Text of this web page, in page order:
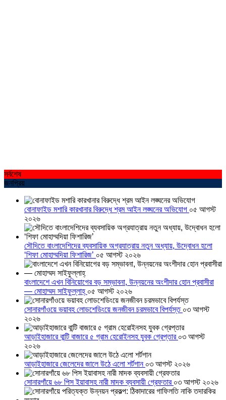
সর্বশেষ
জনপ্রিয়
বোনাফাইড মশারি কারখানার বিরুদ্ধে শ্রম আইন লঙ্ঘনের অভিযোগ ০৫ আগস্ট
২০২৬
সৌদিতে বাংলাদেশিদের ব্যবসায়িক অগ্রযাত্রায় নতুন অধ্যায়, উদ্বোধন হলো
‘শিফা মোহাম্মদিয়া ফিশারিজ’ ০৫ আগস্ট ২০২৬
বাংলাদেশে এখন বিনিয়োগের বড় সম্ভাবনা, উন্নয়নের অংশীদার হোন প্রবাসীরা
— মোহাম্মদ সাইফুল্লাহ্ ০৫ আগস্ট ২০২৬
সোনারগাঁওয়ে ভয়াবহ লোডশেডিংয়ে জনজীবন চরমভাবে বিপর্যস্ত ০৩ আগস্ট
২০২৬
আড়াইহাজারে বান্টি বাজারে ৫ গ্রাম হেরোইনসহ যুবক গ্রেপ্তার ০৩ আগস্ট
২০২৬
আড়াইহাজারে জেলেদের জালে উঠে এলো শর্টগান ০৩ আগস্ট ২০২৬
সোনারগাঁয়ে ৬৮ পিস ইয়াবাসহ নারী মাদক ব্যবসায়ী গ্রেফতার ০৩ আগস্ট ২০২৬